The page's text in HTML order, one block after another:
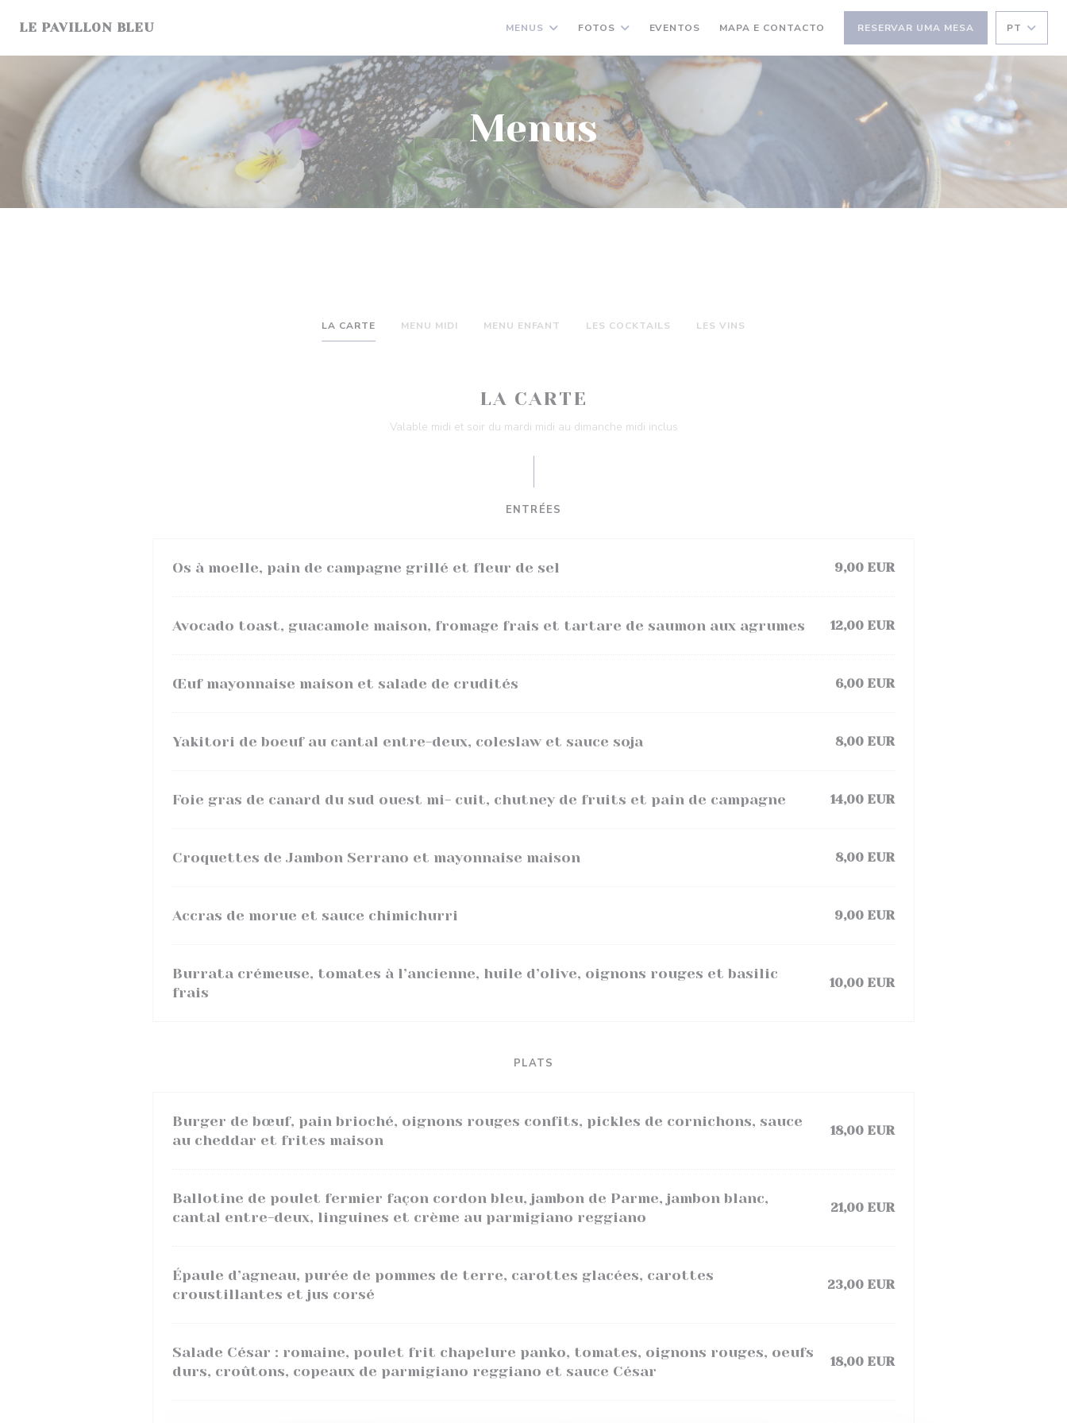
LE PAVILLON BLEU MENUS FOTOS EVENTOS MAPA E CONTACTO RESERVAR UMA MESA PT
Menus
LA CARTE MENU MIDI MENU ENFANT LES COCKTAILS LES VINS
LA CARTE
Valable midi et soir du mardi midi au dimanche midi inclus
ENTRÉES
Os à moelle, pain de campagne grillé et fleur de sel 9,00 EUR
Avocado toast, guacamole maison, fromage frais et tartare de saumon aux agrumes 12,00 EUR
Œuf mayonnaise maison et salade de crudités 6,00 EUR
Yakitori de boeuf au cantal entre-deux, coleslaw et sauce soja 8,00 EUR
Foie gras de canard du sud ouest mi- cuit, chutney de fruits et pain de campagne 14,00 EUR
Croquettes de Jambon Serrano et mayonnaise maison 8,00 EUR
Accras de morue et sauce chimichurri 9,00 EUR
Burrata crémeuse, tomates à l’ancienne, huile d’olive, oignons rouges et basilic
frais
10,00 EUR
PLATS
Burger de bœuf, pain brioché, oignons rouges confits, pickles de cornichons, sauce
au cheddar et frites maison
18,00 EUR
Ballotine de poulet fermier façon cordon bleu, jambon de Parme, jambon blanc,
cantal entre-deux, linguines et crème au parmigiano reggiano
21,00 EUR
Épaule d’agneau, purée de pommes de terre, carottes glacées, carottes
croustillantes et jus corsé
23,00 EUR
Salade César : romaine, poulet frit chapelure panko, tomates, oignons rouges, oeufs
durs, croûtons, copeaux de parmigiano reggiano et sauce César
18,00 EUR